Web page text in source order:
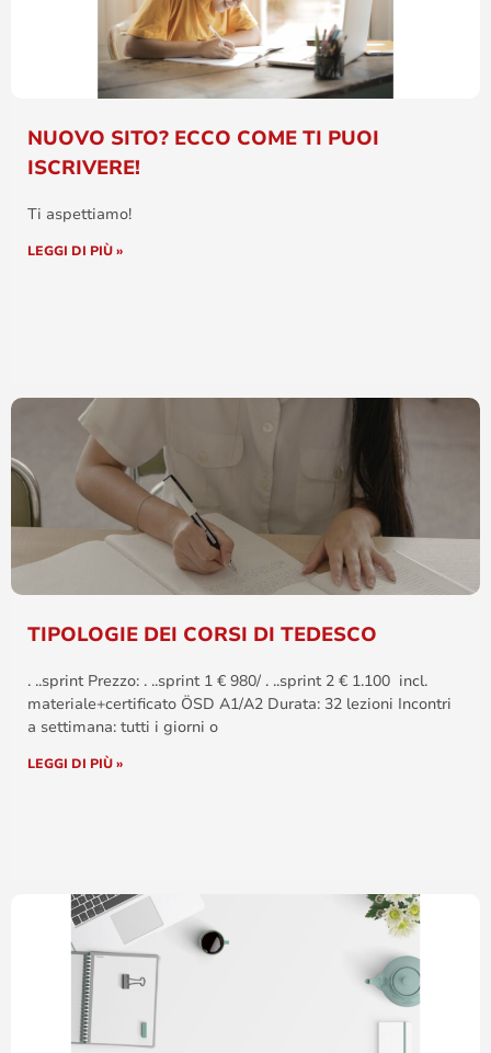
NUOVO SITO? ECCO COME TI PUOI
ISCRIVERE!
Ti aspettiamo!
LEGGI DI PIÙ »
TIPOLOGIE DEI CORSI DI TEDESCO
. ..sprint Prezzo: . ..sprint 1 € 980/ . ..sprint 2 € 1.100 incl.
materiale+certificato ÖSD A1/A2 Durata: 32 lezioni Incontri
a settimana: tutti i giorni o
LEGGI DI PIÙ »